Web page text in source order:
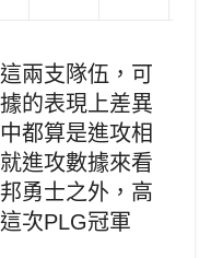
兩支隊伍，可
的表現上差異
都算是進攻相
進攻數據來看
勇士之外，高
次PLG冠軍